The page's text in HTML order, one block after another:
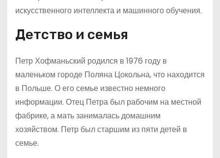
искусственного интеллекта и машинного обучения.
Детство и семья
Петр Хофманьский родился в 1976 году в
маленьком городе Поляна Цокольна, что находится
в Польше. О его семье известно немного
информации. Отец Петра был рабочим на местной
фабрике, а мать занималась домашним
хозяйством. Петр был старшим из пяти детей в
семье.